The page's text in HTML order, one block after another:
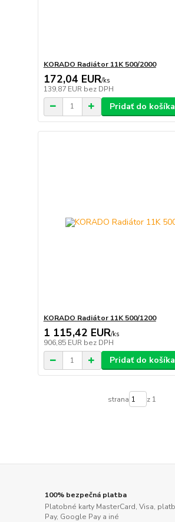
KORADO Radiátor 11K 500/2000
172,04 EUR/ks
139,87 EUR bez DPH
Pridať do košíka
KORADO Radiátor 11K 500/1200
1 115,42 EUR/ks
906,85 EUR bez DPH
Pridať do košíka
strana z 1
100% bezpečná platba
Platobné karty MasterCard, Visa,
Pay, Google Pay a iné